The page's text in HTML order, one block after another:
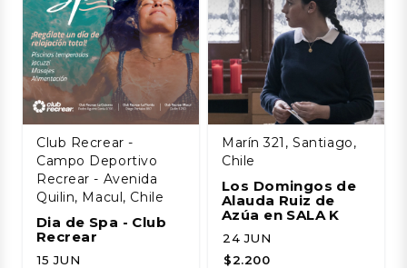
Club Recrear -
Campo Deportivo
Recrear - Avenida
Quilin, Macul, Chile
Dia de Spa - Club
Recrear
15 JUN
Marín 321, Santiago,
Chile
Los Domingos de
Alauda Ruiz de
Azúa en SALA K
24 JUN
$2.200